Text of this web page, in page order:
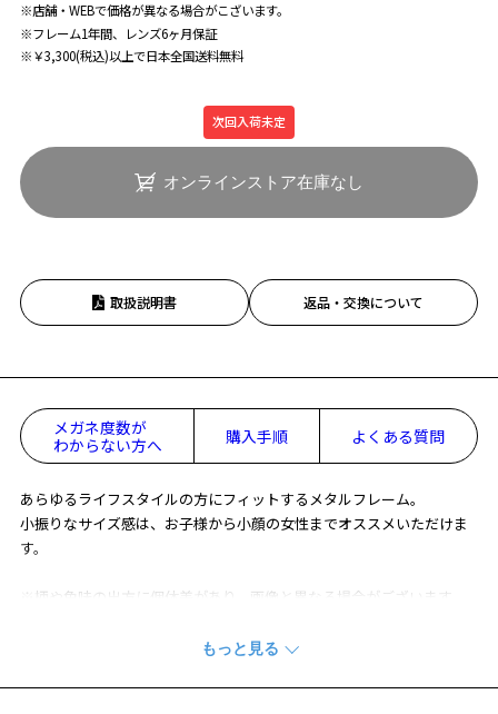
※店舗・WEBで価格が異なる場合がこざいます。
※フレーム1年間、レンズ6ヶ月保証
※￥3,300(税込)以上で日本全国送料無料
次回入荷未定
オンラインストア在庫なし
取扱説明書 返品・交換について
メガネ度数が
わからない方へ
購入手順 よくある質問
あらゆるライフスタイルの方にフィットするメタルフレーム。
小振りなサイズ感は、お子様から小顔の女性までオススメいただけま
す。
※柄や色味の出方に個体差があり、画像と異なる場合がございます。
※アウトレット商品は、販売から一定期間経過した商品などです。キ